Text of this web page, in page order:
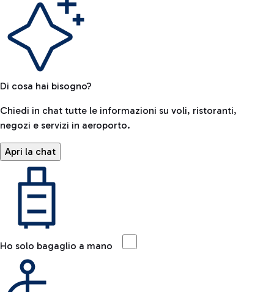
Di cosa hai bisogno?
Chiedi in chat tutte le informazioni su voli, ristoranti,
negozi e servizi in aeroporto.
Apri la chat
Ho solo bagaglio a mano